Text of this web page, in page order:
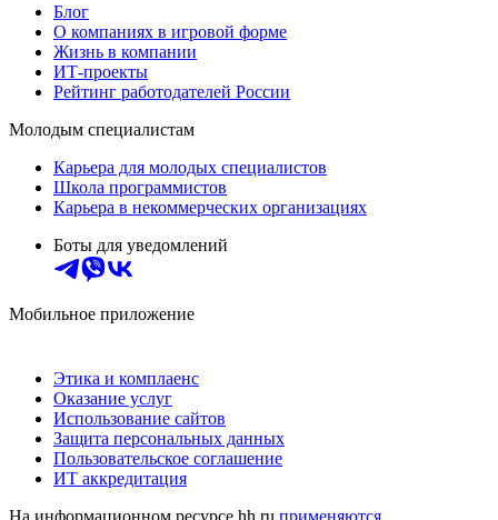
Блог
О компаниях в игровой форме
Жизнь в компании
ИТ-проекты
Рейтинг работодателей России
Молодым специалистам
Карьера для молодых специалистов
Школа программистов
Карьера в некоммерческих организациях
Боты для уведомлений
Мобильное приложение
Этика и комплаенс
Оказание услуг
Использование сайтов
Защита персональных данных
Пользовательское соглашение
ИТ аккредитация
На информационном ресурсе hh.ru применяются